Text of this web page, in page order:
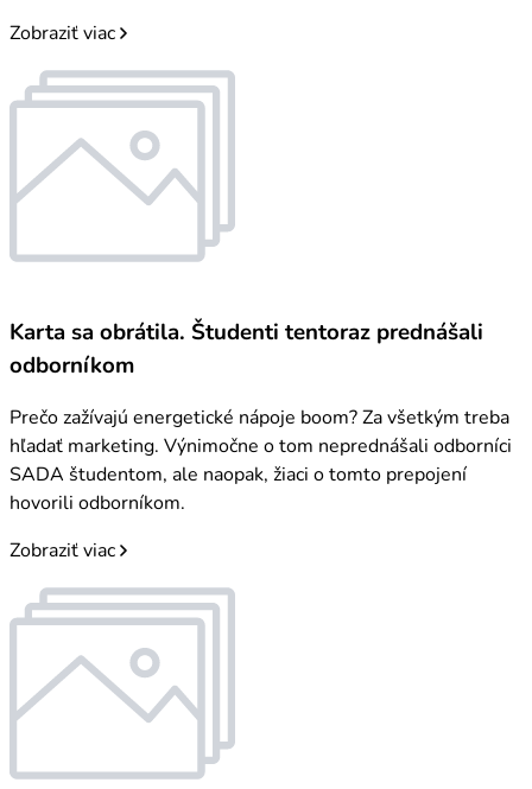
Zobraziť viac
Karta sa obrátila. Študenti tentoraz prednášali
odborníkom
Prečo zažívajú energetické nápoje boom? Za všetkým treba
hľadať marketing. Výnimočne o tom neprednášali odborníci
SADA študentom, ale naopak, žiaci o tomto prepojení
hovorili odborníkom.
Zobraziť viac